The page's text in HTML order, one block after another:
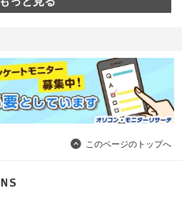
このページのトップへ